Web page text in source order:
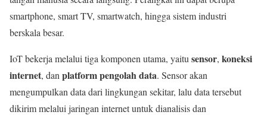
smartphone, smart TV, smartwatch, hingga sistem industri
berskala besar.
IoT bekerja melalui tiga komponen utama, yaitu sensor, koneksi
internet, dan platform pengolah data. Sensor akan
mengumpulkan data dari lingkungan sekitar, lalu data tersebut
dikirim melalui jaringan internet untuk dianalisis dan